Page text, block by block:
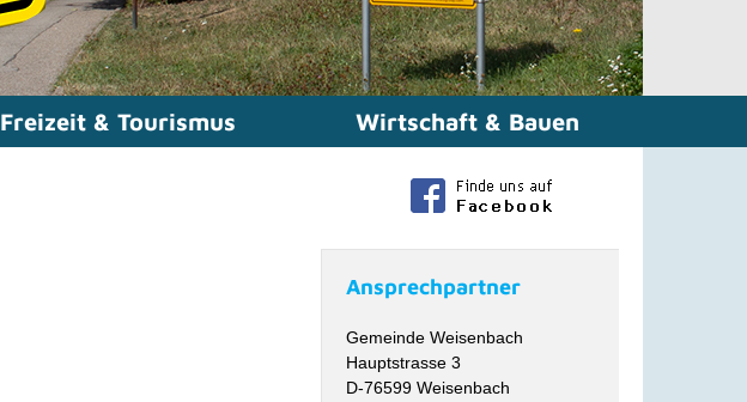
Freizeit & Tourismus Wirtschaft & Bauen
Ansprechpartner
Gemeinde Weisenbach
Hauptstrasse 3
D-76599 Weisenbach